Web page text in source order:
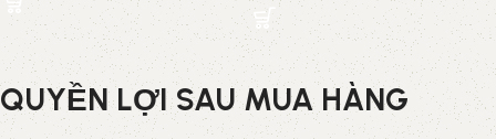
QUYỀN LỢI SAU MUA HÀNG